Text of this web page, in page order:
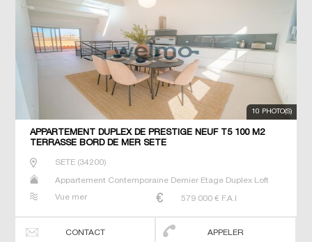
10 PHOTO(S)
APPARTEMENT DUPLEX DE PRESTIGE NEUF T5 100 M2
TERRASSE BORD DE MER SETE
SETE(34200)
Appartement Contemporaine Dernier Etage Duplex Loft
Vue mer
579 000 € F.A.I
CONTACT APPELER